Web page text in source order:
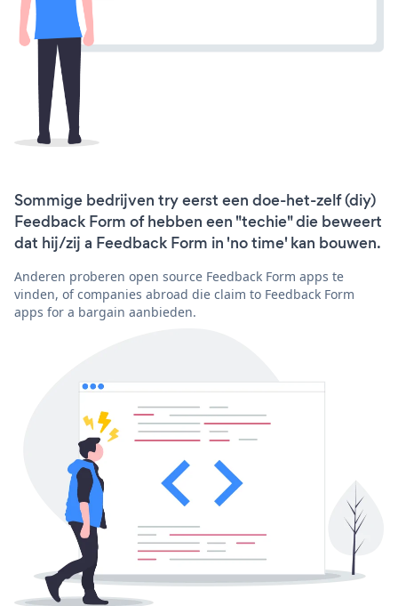
Sommige bedrijven try eerst een doe-het-zelf (diy)
Feedback Form of hebben een "techie" die beweert
dat hij/zij a Feedback Form in 'no time' kan bouwen.
Anderen proberen open source Feedback Form apps te
vinden, of companies abroad die claim to Feedback Form
apps for a bargain aanbieden.